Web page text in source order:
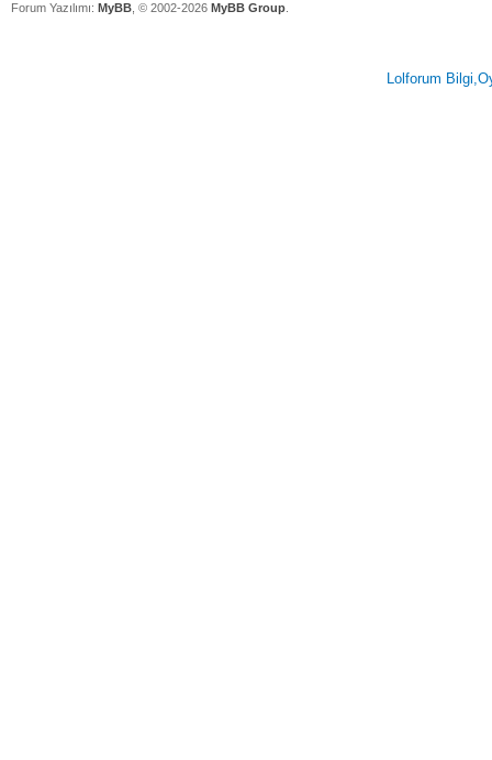
Forum Yazılımı: MyBB , © 2002-2026 MyBB Group
Lolforum